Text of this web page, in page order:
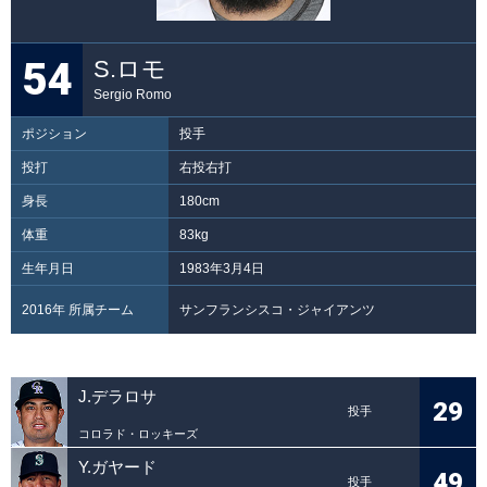
54 S.ロモ
Sergio Romo
ポジション 投手
投打 右投右打
身長 180cm
体重 83kg
生年月日 1983年3月4日
2016年 所属チーム サンフランシスコ・ジャイアンツ
J.デラロサ
投手
コロラド・ロッキーズ
29
Y.ガヤード
投手